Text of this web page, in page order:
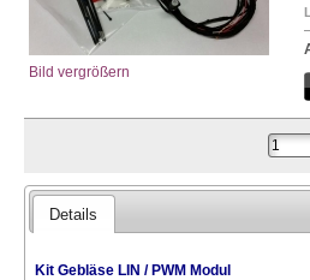
Bild vergrößern
Details
Kit Gebläse LIN / PWM Modul